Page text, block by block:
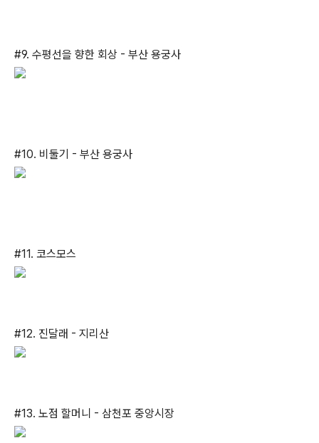
#9. 수평선을 향한 회상 - 부산 용궁사
#10. 비둘기 - 부산 용궁사
#11. 코스모스
#12. 진달래 - 지리산
#13. 노점 할머니 - 삼천포 중앙시장